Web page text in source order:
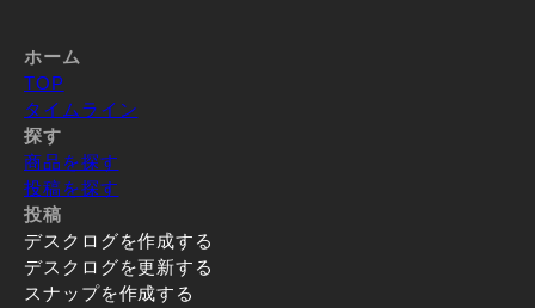
ホーム
TOP
タイムライン
探す
商品を探す
投稿を探す
投稿
デスクログを作成する
デスクログを更新する
スナップを作成する